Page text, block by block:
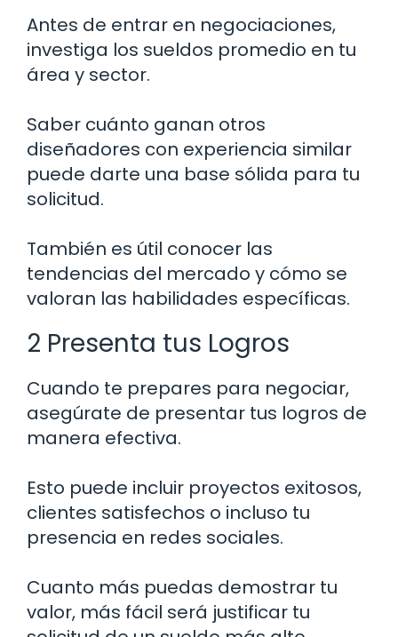
Antes de entrar en negociaciones,
investiga los sueldos promedio en tu
área y sector.
Saber cuánto ganan otros
diseñadores con experiencia similar
puede darte una base sólida para tu
solicitud.
También es útil conocer las
tendencias del mercado y cómo se
valoran las habilidades específicas.
2 Presenta tus Logros
Cuando te prepares para negociar,
asegúrate de presentar tus logros de
manera efectiva.
Esto puede incluir proyectos exitosos,
clientes satisfechos o incluso tu
presencia en redes sociales.
Cuanto más puedas demostrar tu
valor, más fácil será justificar tu